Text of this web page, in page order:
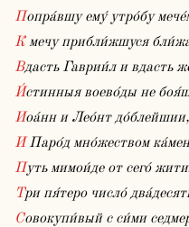
Попра́вшу ему́ утро́бу
К мечу прибли́жшуся
Вдасть Гаврии́л и вдасть
И́стинныя воево́ды не
Иоа́нн и Лео́нт до́блейшии,
И Паро́д мно́жеством
Путь мимои́де от сего́
Три пя́теро число́
Совокупи́вый с си́ми